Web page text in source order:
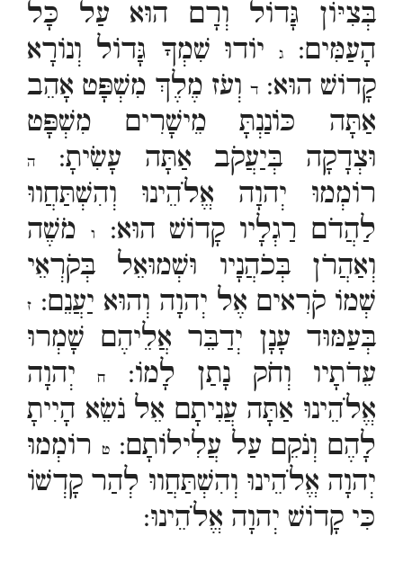
בְּצִיּוֹן גָּדוֹל וְרָם הוּא עַל כָּל
הָעַמִּים:
גיוֹדוּ שִׁמְךָ גָּדוֹל וְנוֹרָא
קָדוֹשׁ הוּא: ד וְעֹז מֶלֶךְ מִשְׁפָּט אָהֵב
אַתָּה כּוֹנַנְתָּ מֵישָׁרִים מִשְׁפָּט
וּצְדָקָה בְּיַעֲקֹב אַתָּה עָשִׂיתָ:
ה
רוֹמְמוּ יְהוָה אֱלֹהֵינוּ וְהִשְׁתַּחֲווּ
לַהֲדֹם רַגְלָיו קָדוֹשׁ הוּא:
ו
מֹשֶׁה
וְאַהֲרֹן בְּכֹהֲנָיו וּשְׁמוּאֵל בְּקֹרְאֵי
שְׁמוֹ קֹרִאים אֶל יְהוָה וְהוּא יַעֲנֵם: ז
בְּעַמּוּד עָנָן יְדַבֵּר אֲלֵיהֶם שָׁמְרוּ
עֵדֹתָיו וְחֹק נָתַן לָמוֹ:
חיְהוָה
אֱלֹהֵינוּ אַתָּה עֲנִיתָם אֵל נֹשֵׂא הָיִיתָ
לָהֶם וְנֹקֵם עַל עֲלִילוֹתָם:ט רוֹמְמוּ
יְהוָה אֱלֹהֵינוּ וְהִשְׁתַּחֲווּ לְהַר קָדְשׁוֹ
כִּי קָדוֹשׁ יְהוָה אֱלֹהֵינוּ: